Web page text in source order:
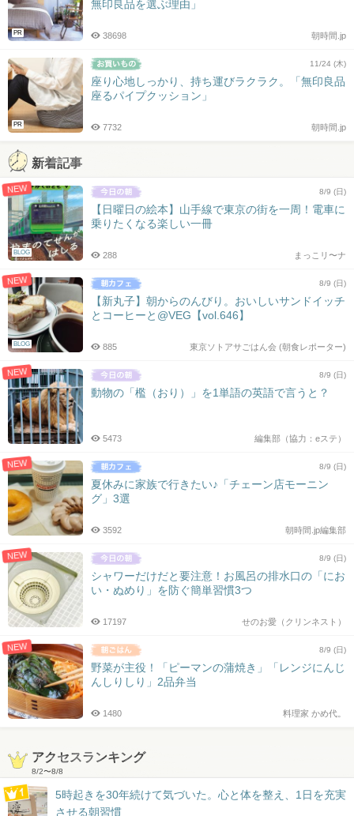
PR
無印良品を選ぶ理由」
朝時間.jp
38698
PR
11/24 (木)
座り心地しっかり、持ち運びラクラク。「無印良品
座るパイプクッション」
朝時間.jp
7732
新着記事
NEW
BLOG
8/9 (日)
【日曜日の絵本】山手線で東京の街を一周！電車に
乗りたくなる楽しい一冊
まっこリ〜ナ
288
NEW
BLOG
8/9 (日)
【新丸子】朝からのんびり。おいしいサンドイッチ
とコーヒーと@VEG【vol.646】
東京ソトアサごはん会 (朝食レポーター)
885
NEW 8/9 (日)
動物の「檻（おり）」を1単語の英語で言うと？
編集部（協力：eステ）
5473
NEW 8/9 (日)
夏休みに家族で行きたい♪「チェーン店モーニン
グ」3選
朝時間.jp編集部
3592
NEW 8/9 (日)
シャワーだけだと要注意！お風呂の排水口の「にお
い・ぬめり」を防ぐ簡単習慣3つ
せのお愛（クリンネスト）
17197
NEW 8/9 (日)
野菜が主役！「ピーマンの蒲焼き」「レンジにんじ
んしりしり」2品弁当
料理家 かめ代。
1480
アクセスランキング
8/2〜8/8
5時起きを30年続けて気づいた。心と体を整え、1日を充実
させる朝習慣